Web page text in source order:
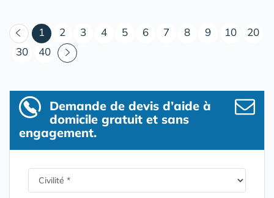
1 (courant)
2 3 4 5 6 7 8 9 10
20
30
40
Demande de devis d’aide à
domicile gratuit et sans
engagement.